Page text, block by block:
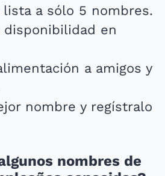
a sólo 5 nombres.
disponibilidad en
a amigos y
nombre y regístralo
nombres de